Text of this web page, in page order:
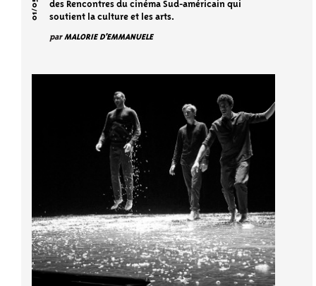
des Rencontres du cinéma Sud-américain qui
soutient la culture et les arts.
parMALORIE D'EMMANUELE